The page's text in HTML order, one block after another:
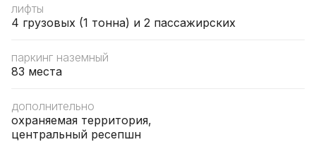
лифты
4 грузовых (1 тонна) и 2 пассажирских
паркинг наземный
83 места
дополнительно
охраняемая территория,
центральный ресепшн